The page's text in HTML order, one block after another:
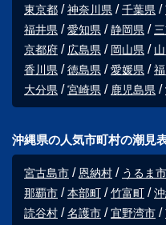
東京都
神奈川県 千葉県
福井県
愛知県 静岡県
京都府
広島県 岡山県
香川県
徳島県 愛媛県
大分県
宮崎県 鹿児島県
沖縄県の人気市町村の潮見
宮古島市 恩納村 うるま市
那覇市
本部町 竹富町
読谷村
名護市 宜野湾市